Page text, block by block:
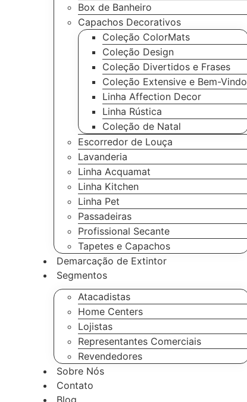
Box de Banheiro
Capachos Decorativos
Coleção ColorMats
Coleção Design
Coleção Divertidos e Frases
Coleção Extensive e Bem-Vindo
Linha Affection Decor
Linha Rústica
Coleção de Natal
Escorredor de Louça
Lavanderia
Linha Acquamat
Linha Kitchen
Linha Pet
Passadeiras
Profissional Secante
Tapetes e Capachos
Demarcação de Extintor
Segmentos
Atacadistas
Home Centers
Lojistas
Representantes Comerciais
Revendedores
Sobre Nós
Contato
Blog